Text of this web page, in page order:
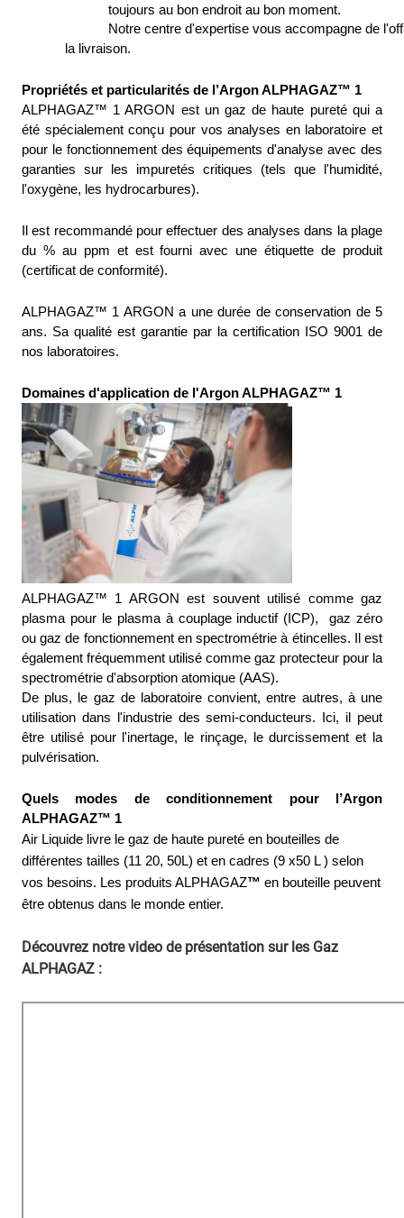
toujours au bon endroit au bon moment.
Notre centre d'expertise vous accompagne de
la livraison.
Propriétés et particularités de l’Argon ALPHAGAZ™ 1
ALPHAGAZ™ 1 ARGON est un gaz de haute pureté qui a
été spécialement conçu pour vos analyses en laboratoire et
pour le fonctionnement des équipements d'analyse avec des
garanties sur les impuretés critiques (tels que l'humidité,
l'oxygène, les hydrocarbures).
Il est recommandé pour effectuer des analyses dans la plage
du % au ppm et est fourni avec une étiquette de produit
(certificat de conformité).
ALPHAGAZ™ 1 ARGON a une durée de conservation de 5
ans. Sa qualité est garantie par la certification ISO 9001 de
nos laboratoires.
Domaines d'application de l'Argon ALPHAGAZ™ 1
ALPHAGAZ™ 1 ARGON est souvent utilisé comme gaz
plasma pour le plasma à couplage inductif (ICP),  gaz zéro
ou gaz de fonctionnement en spectrométrie à étincelles. Il est
également fréquemment utilisé comme gaz protecteur pour la
spectrométrie d'absorption atomique (AAS).
De plus, le gaz de laboratoire convient, entre autres, à une
utilisation dans l'industrie des semi-conducteurs. Ici, il peut
être utilisé pour l'inertage, le rinçage, le durcissement et la
pulvérisation.
Quels modes de conditionnement pour l’Argon
ALPHAGAZ™ 1
Air Liquide livre le gaz de haute pureté en bouteilles de
différentes tailles (11 20, 50L) et en cadres (9 x50 L ) selon
vos besoins. Les produits ALPHAGAZ™ en bouteille peuvent
être obtenus dans le monde entier.
Découvrez notre video de présentation sur les Gaz
ALPHAGAZ :